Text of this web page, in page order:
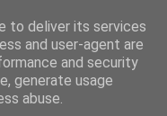
to deliver its services
and user-agent are
and security
generate usage
abuse.
Functional Fitness by Mattias - Träningsinspiration & träningsfilmer